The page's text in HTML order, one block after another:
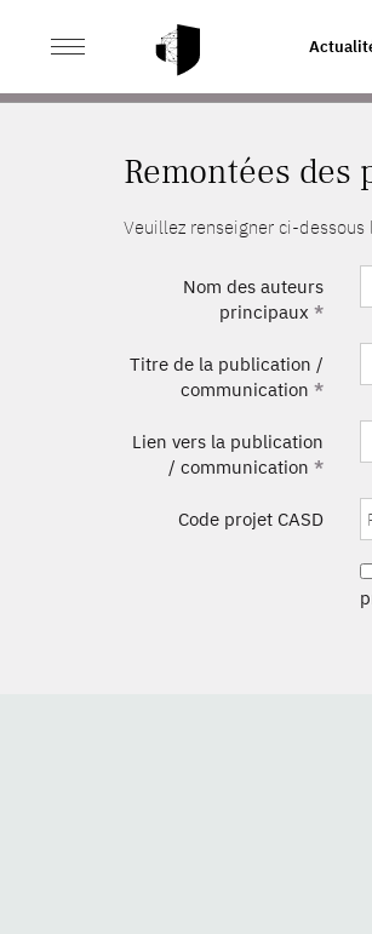
ACCUEIL REMONTÉES DES
Remontées des
Veuillez renseigner ci-
Nom des auteurs
principaux *
Titre de la publication /
communication *
Lien vers la publication
/ communication *
Code projet CASD